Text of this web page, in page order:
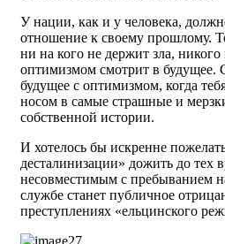
У нации, как и у человека,
отношение к своему прошлому.
ни на кого не держит зла, никого
оптимизмом смотрит в будущее.
будущее с оптимизмом, когда
носом в самые страшные и
собственной истории.
И хотелось бы искренне
десталинизации» дожить до тех
несовместимым с пребыванием
службе станет публичное
преступлениях «ельцинского